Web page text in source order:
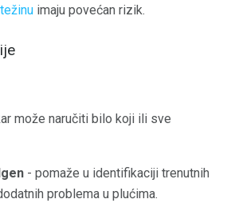
imaju povećan rizik.
može naručiti bilo koji ili sve
- pomaže u identifikaciji trenutnih
problema u plućima.